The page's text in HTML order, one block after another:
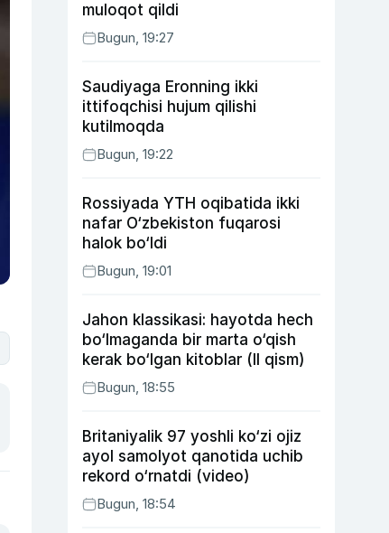
muloqot qildi
Bugun, 19:27
Saudiyaga Eronning ikki
ittifoqchisi hujum qilishi
kutilmoqda
Bugun, 19:22
Rossiyada YTH oqibatida ikki
nafar O‘zbekiston fuqarosi
halok bo‘ldi
Bugun, 19:01
Jahon klassikasi: hayotda hech
bo‘lmaganda bir marta o‘qish
kerak bo‘lgan kitoblar (II qism)
Bugun, 18:55
Britaniyalik 97 yoshli ko‘zi ojiz
ayol samolyot qanotida uchib
rekord o‘rnatdi (video)
Bugun, 18:54